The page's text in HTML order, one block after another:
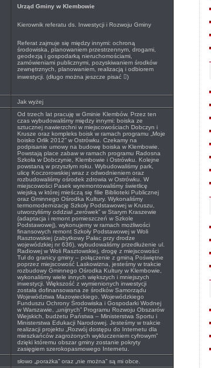
Urząd Gminy w Klembowie
Kierownik referatu ds. Inwestycji i Rozwoju Gminy
Referat zajmuje się między innymi: ochroną
środowiska, planowaniem przestrzennym, drogami,
geodezją i gospodarką nieruchomościami,
zamówieniami publicznymi, pozyskiwaniem środków
zewnętrznych, planowaniem, realizacją i odbiorem
inwestycji. (długo można jeszcze pisać )
Jak wyżej
Od trzech lat pracuję w Gminie Klembów. Przez ten
czas wybudowaliśmy między innymi: boiska ze
sztucznej nawierzchni w miejscowościach Dobczyn i
Krusze oraz kompleks boisk w ramach programu „Moje
boisko Orlik 2012” w Ostrówku. Czekamy na
podpisanie umowy na budowę boiska w Klembowie.
Powstają place zabaw w ramach programu Radosna
Szkoła w Dobczynie, Klembowie i Ostrówku. Kolejne
powstaną w przyszłym roku. Wybudowaliśmy park,
ulicę Koczorowskiej wraz z odwodnieniem oraz
rozbudowaliśmy ośrodek zdrowia w Ostrówku. W
miejscowości Pasek wyremontowaliśmy świetlicę
wiejską w której mieśczą się filie Biblioteki Publicznej
oraz Gminnego Ośrodka Kultury. Wykonaliśmy
termomodernizację Szkoły Podstawowej w Kruszu,
utworzyliśmy oddział „zerówek” w Starym Kraszewie
(adaptacja i remont pomieszczeń w Szkole
Podstawowej), wykonujemy w ramach możliwości
finansowych remont Szkoły Podstawowej w Woli
Rasztowskiej (zabytkowy Pałac przy drodze
wojewódzkiej nr 636), wybudowaliśmy przedłużenie ul.
Radiowej w Woli Rasztowskiej, drogę z miejscowości
Tuł do granicy gminy – połączenie z gminą Poświętne
poprzez miejscowość Laskowizna, jesteśmy w trakcie
rozbudowy Gminnego Ośrodka Kultury w Klembowie,
wykonaliśmy wiele innych większych i mniejszych
inwestycji. Większość z wymienionych inwestycji
została dofinansowana ze środków Samorządu
Województwa Mazowieckiego, Wojewódzkiego
Funduszu Ochrony Środowiska i Gospodarki Wodnej
w Warszawie, „unijnych” Programu Rozwoju Obszarów
Wiejskich, budżetu Państwa – Ministerstwa Sportu i
Ministerstwa Edukacji Narodowej. Jesteśmy w trakcie
realizacji projektu „Rozwój dostępu do Internetu dla
mieszkańców zagrożonych wykluczeniem cyfrowym”
dzięki któremu obszar gminy zostanie pokryty
zasięgiem szerokopasmowego Internetu.
słowo „porażka” oraz „nie można” są mi obce.